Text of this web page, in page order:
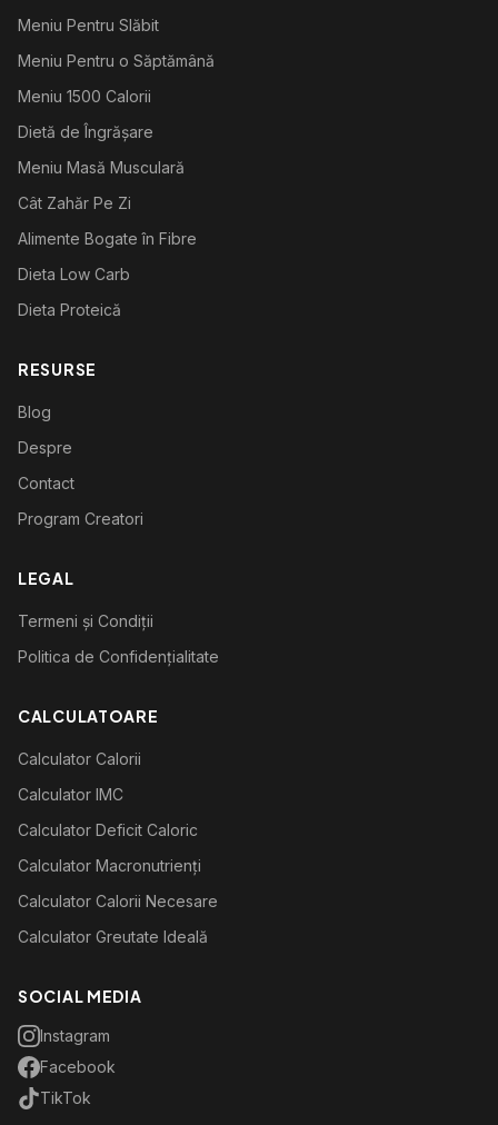
Meniu Pentru Slăbit
Meniu Pentru o Săptămână
Meniu 1500 Calorii
Dietă de Îngrășare
Meniu Masă Musculară
Cât Zahăr Pe Zi
Alimente Bogate în Fibre
Dieta Low Carb
Dieta Proteică
RESURSE
Blog
Despre
Contact
Program Creatori
LEGAL
Termeni și Condiții
Politica de Confidențialitate
CALCULATOARE
Calculator Calorii
Calculator IMC
Calculator Deficit Caloric
Calculator Macronutrienți
Calculator Calorii Necesare
Calculator Greutate Ideală
SOCIAL MEDIA
Instagram
Facebook
TikTok